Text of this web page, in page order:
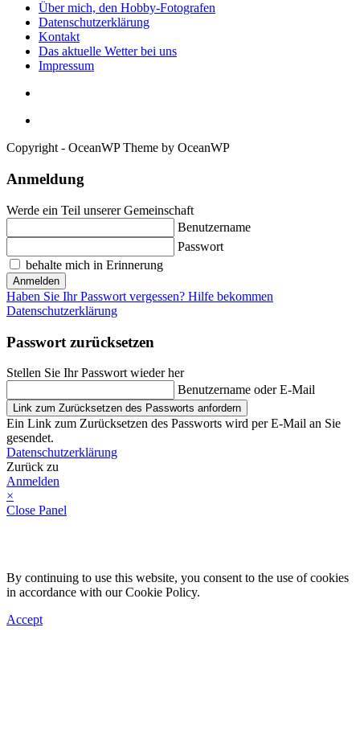
Über mich, den Hobby-Fotografen
Datenschutzerklärung
Kontakt
Das aktuelle Wetter bei uns
Impressum
Copyright - OceanWP Theme by OceanWP
Anmeldung
Werde ein Teil unserer Gemeinschaft
Benutzername
Passwort
behalte mich in Erinnerung
Anmelden
Haben Sie Ihr Passwort vergessen? Hilfe bekommen
Datenschutzerklärung
Passwort zurücksetzen
Stellen Sie Ihr Passwort wieder her
Benutzername oder E-Mail
Link zum Zurücksetzen des Passworts anfordern
Ein Link zum Zurücksetzen des Passworts wird per E-Mail an Sie
gesendet.
Datenschutzerklärung
Zurück zu
Anmelden
×
Close Panel
By continuing to use this website, you consent to the use of cookies
in accordance with our Cookie Policy.
Accept